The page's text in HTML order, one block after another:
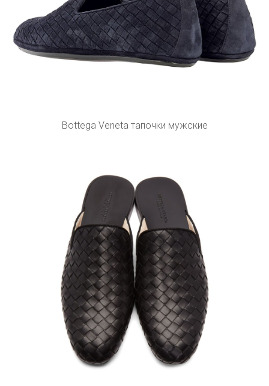
Bottega Veneta тапочки мужские